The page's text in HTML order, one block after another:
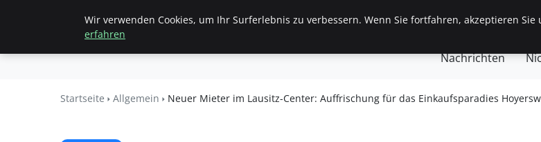
Beyond
Startseite Allgemein Finanzen & Immobilien
Nachrichten
Startseite Allgemein Neuer Mieter im Lausitz-Center: Auffrischung für das Einkaufsparadies
Wir verwenden Cookies, um Ihr Surferlebnis zu verbessern. Wenn Sie fortfahren, akzeptieren
erfahren